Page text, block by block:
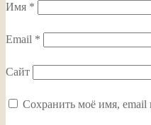
Имя *
Email *
Сайт
Сохранить моё имя, email